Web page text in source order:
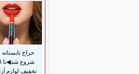
حراج تابستانه
تخفیف لوازم